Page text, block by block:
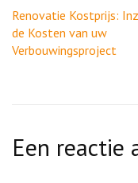
Renovatie Kostprijs:
de Kosten van uw
Verbouwingsproject
Een reactie